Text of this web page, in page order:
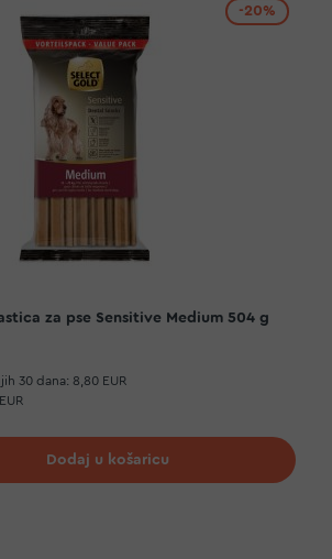
-20%
za pse Sensitive Medium 504 g
30 dana: 8,80 EUR
listu želja
Dodaj u košaricu